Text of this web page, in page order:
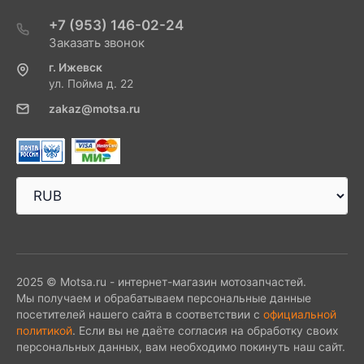
+7 (953) 146-02-24
Заказать звонок
г. Ижевск
ул. Пойма д. 22
zakaz@motsa.ru
2025 © Motsa.ru - интернет-магазин мотозапчастей.
Мы получаем и обрабатываем персональные данные
посетителей нашего сайта в соответствии с официальной
политикой. Если вы не даёте согласия на обработку своих
персональных данных, вам необходимо покинуть наш сайт.